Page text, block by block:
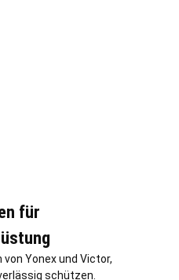
für
Yonex und Victor,
schützen.